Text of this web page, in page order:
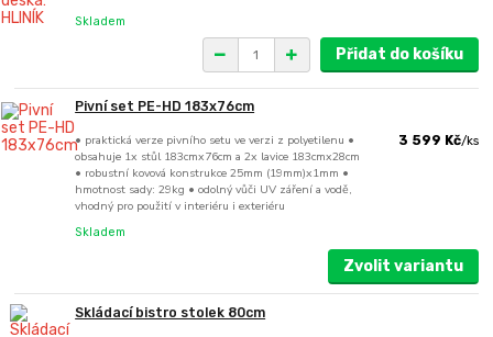
Skladem
Přidat do košíku
Pivní set PE-HD 183x76cm
• praktická verze pivního setu ve verzi z polyetilenu •
obsahuje 1x stůl 183cmx76cm a 2x lavice 183cmx28cm
• robustní kovová konstrukce 25mm (19mm)x1mm •
hmotnost sady: 29kg • odolný vůči UV záření a vodě,
vhodný pro použití v interiéru i exteriéru
3 599 Kč/ks
Skladem
Zvolit variantu
Skládací bistro stolek 80cm